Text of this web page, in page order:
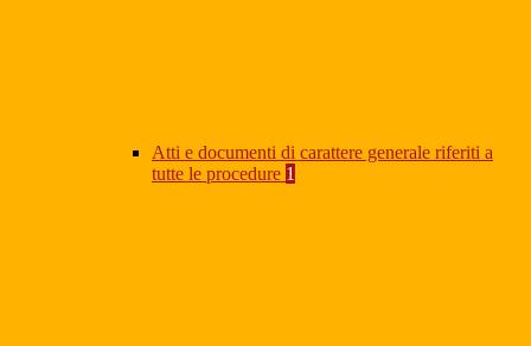
Atti e documenti di carattere generale riferiti a
tutte le procedure 1